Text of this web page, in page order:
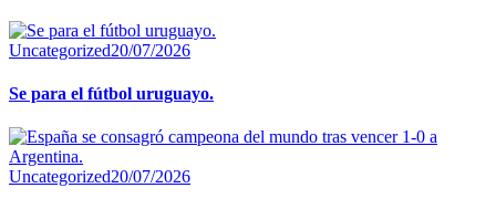
Uncategorized20/07/2026
Se para el fútbol uruguayo.
Uncategorized20/07/2026